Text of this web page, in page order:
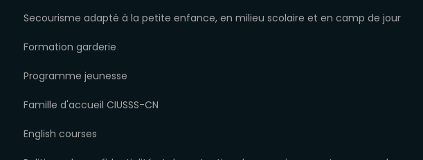
Secourisme adapté à la petite enfance, en milieu scolaire et en camp de jour
Formation garderie
Programme jeunesse
Famille d'accueil CIUSSS-CN
English courses